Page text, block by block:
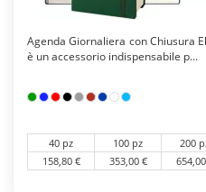
Agenda Giornaliera con Chiusura
è un accessorio indispensabile p...
40 pz 100 pz 200
158,80 €
353,00 €